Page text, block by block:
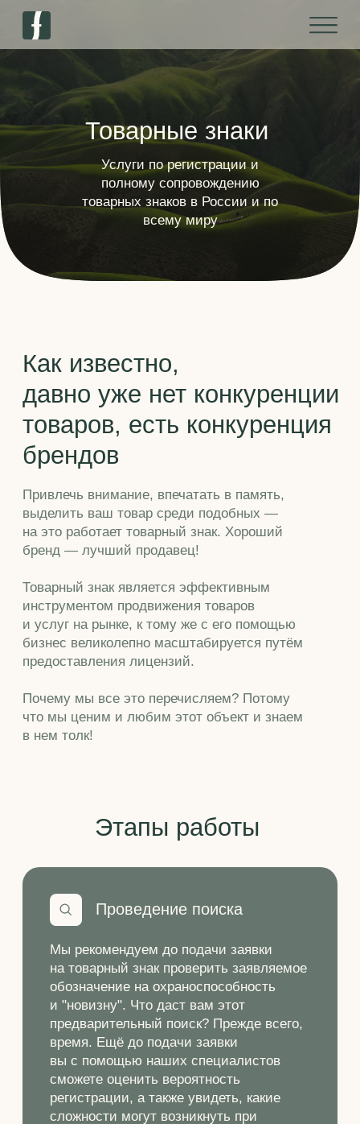
Услуги по регистрации и
полному сопровождению
товарных знаков в России и по
всему миру
Товарные знаки
Как известно,
давно уже нет конкуренции
Привлечь внимание, впечатать в память,
выделить ваш товар среди подобных —
бренд — лучший продавец!
Товарный знак является эффективным
инструментом продвижения товаров
и услуг на рынке, к тому же с его помощью
бизнес великолепно масштабируется путём
Почему мы все это перечисляем? Потому
что мы ценим и любим этот объект и знаем
На этом этапе наши специалисты
составят необходимый пакет
документов и подадут заявку
в Роспатент. При подготовке заявки
мы определим оптимальный объём
испрашиваемой правовой охраны,
грамотно составив перечень товаров
и услуг, в отношении которых
регистрируется товарный знак. Вплоть
до получения Свидетельства
о государственной регистрации
мы бережно сопровождаем Вашу
заявку, своевременно информируя вас
о состоянии дел. Обычно Роспатент
выносит решение о регистрации
примерно через 12 месяцев после
обозначение на охраноспособность
и "новизну". Что даст вам этот
предварительный поиск? Прежде всего,
Проведение поиска
Этапыработы